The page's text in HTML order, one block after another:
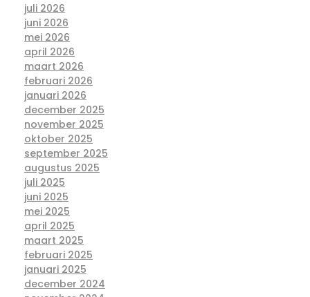
juli 2026
juni 2026
mei 2026
april 2026
maart 2026
februari 2026
januari 2026
december 2025
november 2025
oktober 2025
september 2025
augustus 2025
juli 2025
juni 2025
mei 2025
april 2025
maart 2025
februari 2025
januari 2025
december 2024